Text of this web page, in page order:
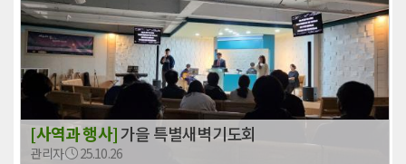
[사역과 행사]가을 특별새벽기도회
관리자 25.10.26